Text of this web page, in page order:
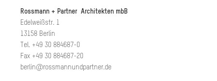
Rossmann + Partner Architekten mbB
Edelweißstr. 1
13158 Berlin
Tel. +49 30 884687-0
Fax +49 30 884687-20
berlin@rossmannundpartner.de